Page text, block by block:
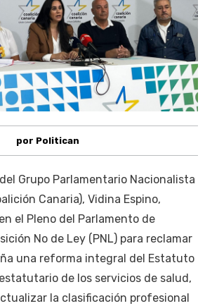
por Politican
Grupo Parlamentario Nacionalista
Canaria), Vidina Espino,
el Pleno del Parlamento de
No de Ley (PNL) para reclamar
una reforma integral del Estatuto
de los servicios de salud,
la clasificación profesional